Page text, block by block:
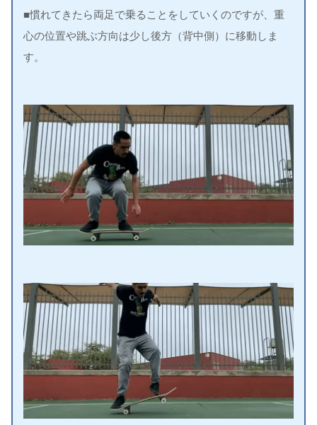
■慣れてきたら両足で乗ることをしていくのですが、重
心の位置や跳ぶ方向は少し後方（背中側）に移動しま
す。